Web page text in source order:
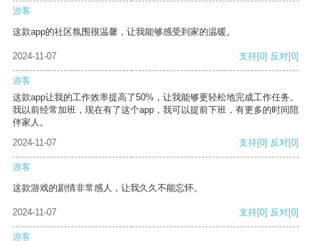
游客
这款app的社区氛围很温馨，让我能够感受到家的温暖。
2024-11-07 支持[0] 反对[0]
游客
这款app让我的工作效率提高了50%，让我能够更轻松地完成工作任务。
我以前经常加班，现在有了这个app，我可以提前下班，有更多的时间陪
伴家人。
2024-11-07
支持[0] 反对[0]
游客
这款游戏的剧情非常感人，让我久久不能忘怀。
2024-11-07 支持[0] 反对[0]
游客